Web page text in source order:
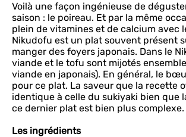
Voilà une façon ingénieuse de
saison : le poireau. Et par la même
plein de vitamines et de calcium avec
Nikudofu est un plat souvent présent
manger des foyers japonais. Dans le
viande et le tofu sont mijotés
viande en japonais). En général, le
pour ce plat. La saveur que la recette
identique à celle du sukiyaki bien que
ce dernier plat est bien plus complexe.
Les ingrédients